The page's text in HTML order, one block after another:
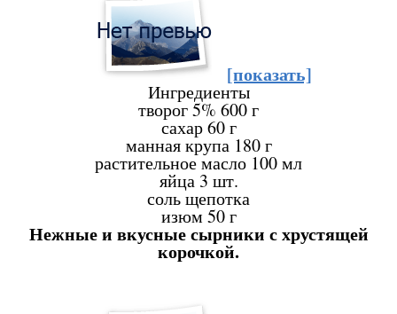
[показать]
Ингредиенты
творог 5% 600 г
сахар 60 г
манная крупа 180 г
растительное масло 100 мл
яйца 3 шт.
сольщепотка
изюм 50 г
Нежные и вкусные сырники с хрустящей
корочкой.